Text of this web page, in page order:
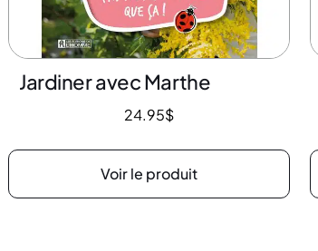
Jardiner avec Marthe
24.95$
Voir le produit